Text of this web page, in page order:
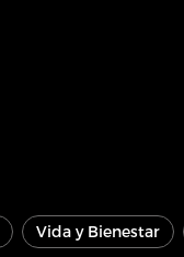
Vida y Bienestar